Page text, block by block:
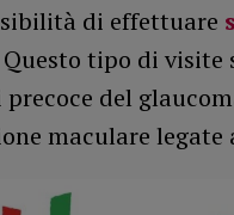
di effettuare
Questo tipo di visite
del
maculare legate